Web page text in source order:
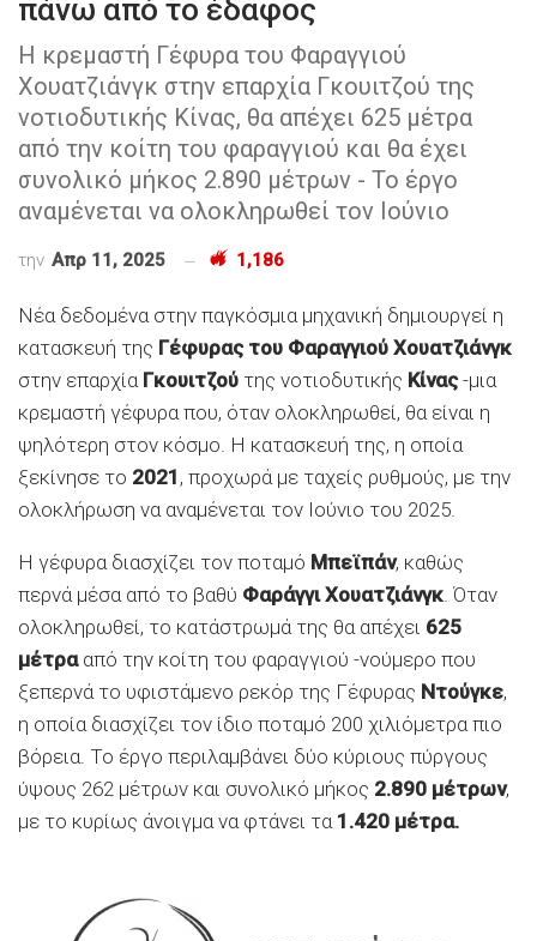
πάνω από το έδαφος
Η κρεμαστή Γέφυρα του Φαραγγιού
Χουατζιάνγκ στην επαρχία Γκουιτζού της
νοτιοδυτικής Κίνας, θα απέχει 625 μέτρα
από την κοίτη του φαραγγιού και θα έχει
συνολικό μήκος 2.890 μέτρων - Το έργο
αναμένεται να ολοκληρωθεί τον Ιούνιο
την Απρ 11, 2025 1,186
Νέα δεδομένα στην παγκόσμια μηχανική δημιουργεί η
κατασκευή της Γέφυρας του Φαραγγιού Χουατζιάνγκ
στην επαρχία Γκουιτζού της νοτιοδυτικής Κίνας-μια
κρεμαστή γέφυρα που, όταν ολοκληρωθεί, θα είναι η
ψηλότερη στον κόσμο. Η κατασκευή της, η οποία
ξεκίνησε το 2021 , προχωρά με ταχείς ρυθμούς, με την
ολοκλήρωση να αναμένεται τον Ιούνιο του 2025.
Η γέφυρα διασχίζει τον ποταμό Μπεϊπάν, καθώς
περνά μέσα από το βαθύ Φαράγγι Χουατζιάνγκ . Όταν
ολοκληρωθεί, το κατάστρωμά της θα απέχει 625
μέτρααπό την κοίτη του φαραγγιού -νούμερο που
ξεπερνά το υφιστάμενο ρεκόρ της Γέφυρας Ντούγκε,
η οποία διασχίζει τον ίδιο ποταμό 200 χιλιόμετρα πιο
βόρεια. Το έργο περιλαμβάνει δύο κύριους πύργους
ύψους 262 μέτρων και συνολικό μήκος 2.890 μέτρων,
με το κυρίως άνοιγμα να φτάνει τα 1.420 μέτρα.